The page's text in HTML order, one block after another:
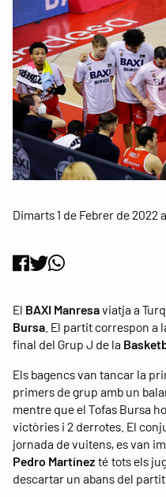
Dimarts 1 de Febrer de 2022
El BAXI Manresaviatja a
Bursa . El partit correspon a
final del Grup J de la
Els bagencs van tancar la
primers de grup amb un
mentre que el Tofas Bursa
victòries i 2 derrotes. El
jornada de vuitens, es van
Pedro Martínez té tots els
descartar un abans del